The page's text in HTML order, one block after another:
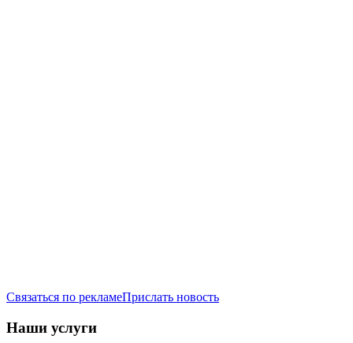
Связаться по рекламеПрислать новость
Наши услуги